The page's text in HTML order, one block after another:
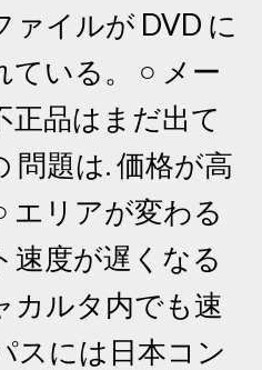
イルが DVD に
ている。 ○ メー
正品はまだ出て
問題は. 価格が高
エリアが変わる
速度が遅くなる
カルタ内でも速
スには日本コン